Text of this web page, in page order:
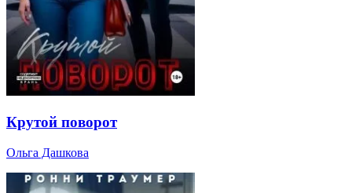
Крутой поворот
Ольга Дашкова